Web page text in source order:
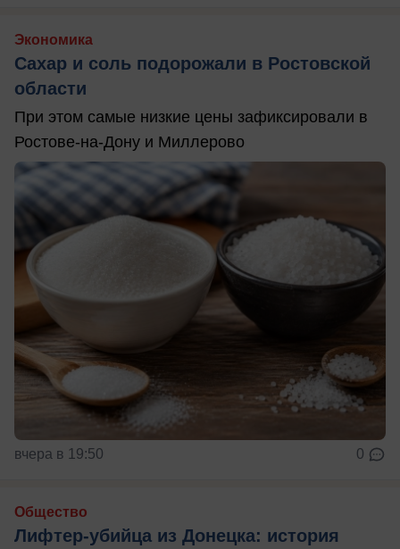
Экономика
Сахар и соль подорожали в Ростовской
области
При этом самые низкие цены зафиксировали в
Ростове-на-Дону и Миллерово
вчера в 19:50 0
Общество
Лифтер-убийца из Донецка: история